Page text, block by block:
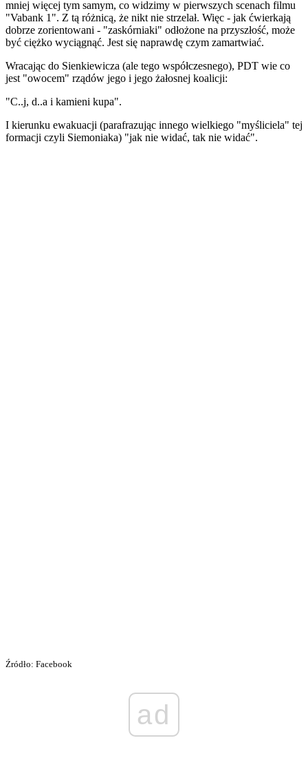
mniej więcej tym samym, co widzimy w pierwszych scenach filmu
"Vabank 1". Z tą różnicą, że nikt nie strzelał. Więc - jak ćwierkają
dobrze zorientowani - "zaskórniaki" odłożone na przyszłość, może
być ciężko wyciągnąć. Jest się naprawdę czym zamartwiać.
Wracając do Sienkiewicza (ale tego współczesnego), PDT wie co
jest "owocem" rządów jego i jego żałosnej koalicji:
"C..j, d..a i kamieni kupa".
I kierunku ewakuacji (parafrazując innego wielkiego "myśliciela" tej
formacji czyli Siemoniaka) "jak nie widać, tak nie widać".
Źródło: Facebook
ad